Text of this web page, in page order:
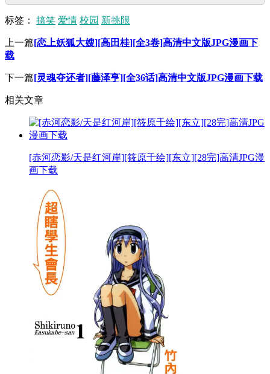
标签： 搞笑 爱情 校园 新挑限
上一篇[恋上妖狐大嫂][高田桂][全3卷]高清中文版JPG漫画下
载
下一篇[灵魂夺还者][藤泽亨][全36话]高清中文版JPG漫画下载
相关文章
[赤河恋影/天是红河岸][筱原千绘][东立][28完]高清JPG漫
画下载